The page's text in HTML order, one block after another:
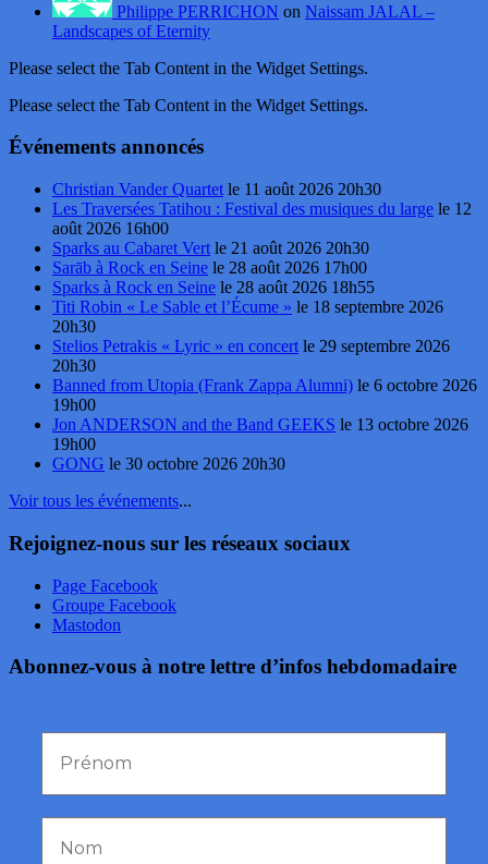
Philippe PERRICHON on Naissam JALAL –
Landscapes of Eternity
Please select the Tab Content in the Widget Settings.
Please select the Tab Content in the Widget Settings.
Événements annoncés
Christian Vander Quartet le 11 août 2026 20h30
Les Traversées Tatihou : Festival des musiques du large le 12
août 2026 16h00
Sparks au Cabaret Vert le 21 août 2026 20h30
Sarāb à Rock en Seine le 28 août 2026 17h00
Sparks à Rock en Seine le 28 août 2026 18h55
Titi Robin « Le Sable et l’Écume » le 18 septembre 2026
20h30
Stelios Petrakis « Lyric » en concert le 29 septembre 2026
20h30
Banned from Utopia (Frank Zappa Alumni) le 6 octobre 2026
19h00
Jon ANDERSON and the Band GEEKS le 13 octobre 2026
19h00
GONG le 30 octobre 2026 20h30
Voir tous les événements...
Rejoignez-nous sur les réseaux sociaux
Page Facebook
Groupe Facebook
Mastodon
Abonnez-vous à notre lettre d’infos hebdomadaire